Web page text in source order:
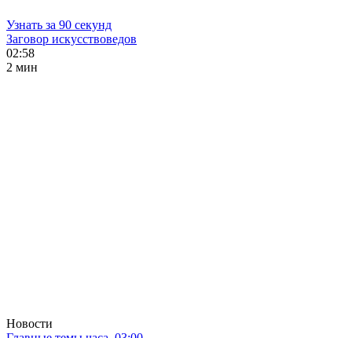
Узнать за 90 секунд
Заговор искусствоведов
02:58
2 мин
Новости